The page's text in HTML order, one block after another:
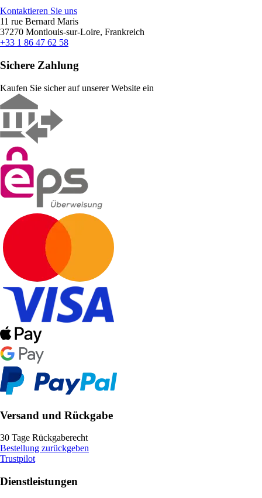
Kontaktieren Sie uns
11 rue Bernard Maris
37270 Montlouis-sur-Loire, Frankreich
+33 1 86 47 62 58
Sichere Zahlung
Kaufen Sie sicher auf unserer Website ein
Versand und Rückgabe
30 Tage Rückgaberecht
Bestellung zurückgeben
Trustpilot
Dienstleistungen